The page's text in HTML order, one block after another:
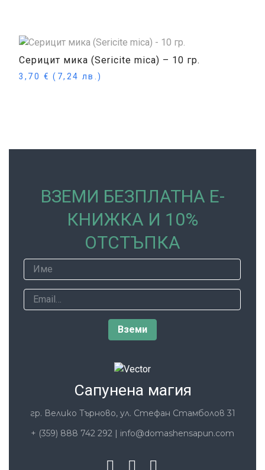
Серицит мика (Sericite mica) – 10 гр.
3,70 € (7,24 лв.)
ВЗЕМИ БЕЗПЛАТНА Е-
КНИЖКА И 10%
ОТСТЪПКА
Сапунена магия
гр. Велико Търново, ул. Стефан Стамболов 31
+ (359) 888 742 292 | info@domashensapun.com